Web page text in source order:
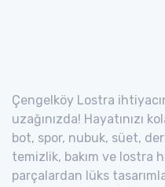
Çengelköy Lostra
uzağınızda! Hayatınızı
bot, spor, nubuk, süet,
temizlik, bakım ve lostra
parçalardan lüks